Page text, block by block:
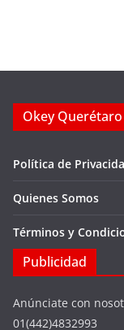
Okey Querétaro
Política de
Quienes Somos
Términos y
Publicidad
Anúnciate con
01(442)4832993